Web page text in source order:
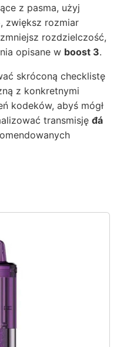
z pasma, użyj
zwiększ rozmiar
rozdzielczość,
opisane w boost 3.
skróconą checklistę
z konkretnymi
kodeków, abyś mógł
transmisję đá